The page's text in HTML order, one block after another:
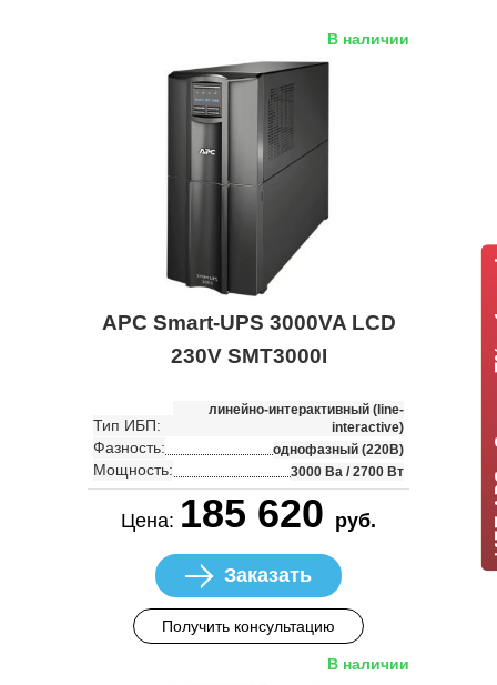
В наличии
APC Smart-UPS 3000VA LCD
230V SMT3000I
Тип ИБП:
линейно-интерактивный (line-
interactive)
Фазность: однофазный (220В)
Мощность: 3000 Ва / 2700 Вт
Цена: 185 620 руб.
Заказать
Получить консультацию
В наличии
ИБП